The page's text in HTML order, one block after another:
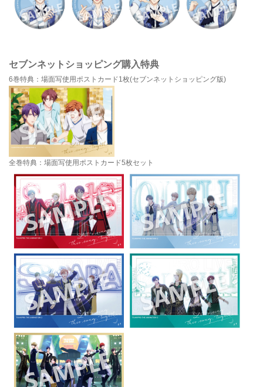
セブンネットショッピング購入特典
6巻特典：場面写使用ポストカード1枚(セブンネットショッピング版)
全巻特典：場面写使用ポストカード5枚セット